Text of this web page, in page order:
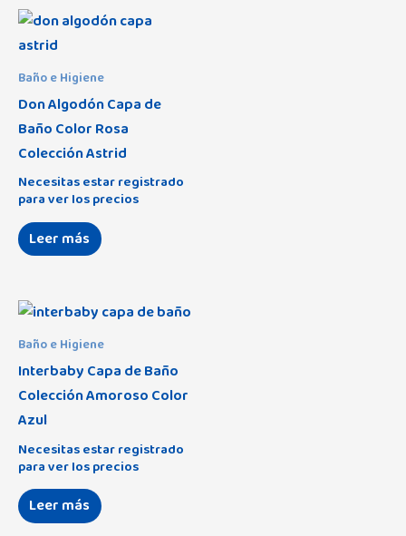
Baño e Higiene
Don Algodón Capa de
Baño Color Rosa
Colección Astrid
Necesitas estar registrado
para ver los precios
Leer más
Baño e Higiene
Interbaby Capa de Baño
Colección Amoroso Color
Azul
Necesitas estar registrado
para ver los precios
Leer más